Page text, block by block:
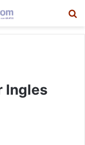
Ingles